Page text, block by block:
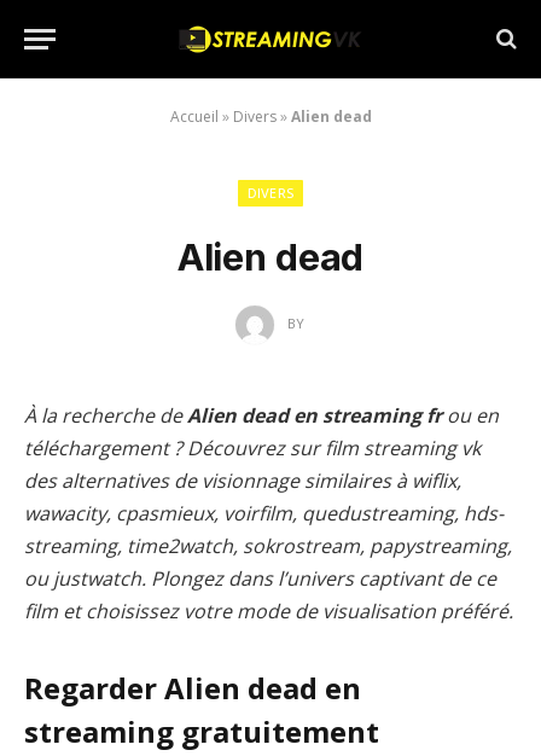
Accueil » Divers»Alien dead
DIVERS
Alien dead
BY
À la recherche deAlien dead en streaming frou en
téléchargement ? Découvrez sur film streaming vk
des alternatives de visionnage similaires à wiflix,
wawacity, cpasmieux, voirfilm, quedustreaming, hds-
streaming, time2watch, sokrostream, papystreaming,
ou justwatch. Plongez dans l’univers captivant de ce
film et choisissez votre mode de visualisation préféré.
Regarder Alien dead en
streaming gratuitement